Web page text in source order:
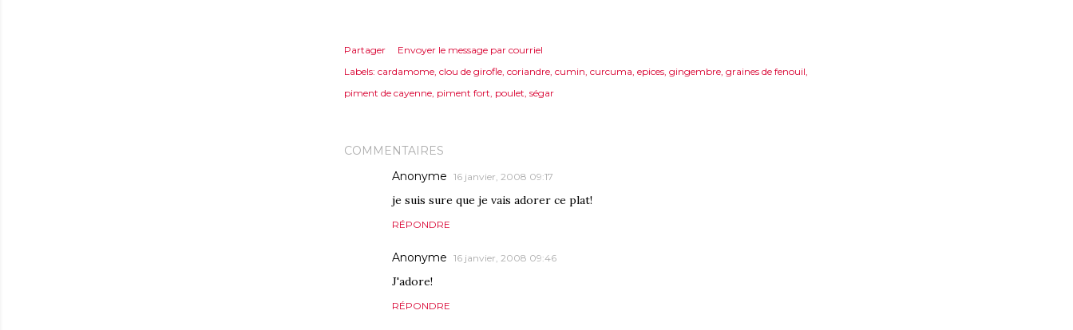
Partager
Envoyer le message par courriel
Labels: cardamome clou de girofle coriandre cumin curcuma epices gingembre graines de fenouil
piment de cayenne piment fort poulet ségar
COMMENTAIRES
Anonyme 16 janvier, 2008 09:17
je suis sure que je vais adorer ce plat!
RÉPONDRE
Anonyme 16 janvier, 2008 09:46
J'adore!
RÉPONDRE